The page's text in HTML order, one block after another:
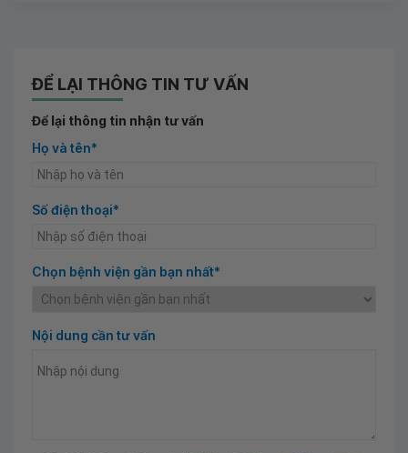
ĐỂ LẠI THÔNG TIN TƯ VẤN
Để lại thông tin nhận tư vấn
Họ và tên*
Số điện thoại*
Chọn bệnh viện gần bạn nhất*
Nội dung cần tư vấn